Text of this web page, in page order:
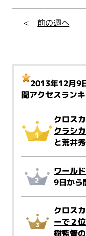
<前の週へ
2013年12月9
間アクセスラン
クロス
クラシ
と荒井
ワール
9日から
クロス
ーで２
樹監督